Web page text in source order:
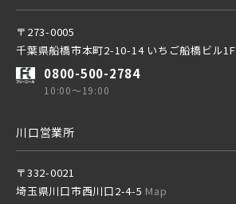
埼玉高速鉄道
東京メトロ東西線
〒273-0005
千葉県船橋市本町2-10-14 いちご船橋ビル1F
0800-500-2784
10:00～19:00
川口営業所
〒332-0021
埼玉県川口市西川口2-4-5 Map